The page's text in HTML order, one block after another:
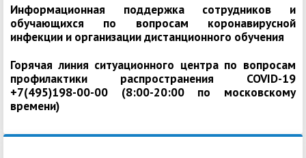
Информационная поддержка сотрудников и
обучающихся по вопросам коронавирусной
инфекции и организации дистанционного обучения
Горячая линия ситуационного центра по вопросам
профилактики распространения COVID-19
+7(495)198-00-00 (8:00-20:00 по московскому
времени)